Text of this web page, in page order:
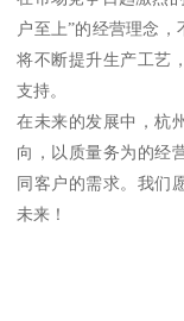
户至上”的经营理念
将不断提升生产工艺
支持。
在未来的发展中，杭
向，以质量务为的经
同客户的需求。我们
未来！